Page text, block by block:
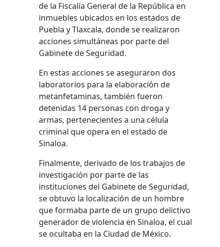
de la Fiscalía General de la República en
inmuebles ubicados en los estados de
Puebla y Tlaxcala, donde se realizaron
acciones simultáneas por parte del
Gabinete de Seguridad.
En estas acciones se aseguraron dos
laboratorios para la elaboración de
metanfetaminas, también fueron
detenidas 14 personas con droga y
armas, pertenecientes a una célula
criminal que opera en el estado de
Sinaloa.
Finalmente, derivado de los trabajos de
investigación por parte de las
instituciones del Gabinete de Seguridad,
se obtuvo la localización de un hombre
que formaba parte de un grupo delictivo
generador de violencia en Sinaloa, el cual
se ocultaba en la Ciudad de México.